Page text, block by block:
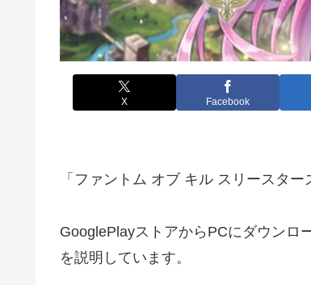
X Facebook
「ファントム オブ キル スリースタ
GooglePlayストアからPCにダウンロ
を説明しています。